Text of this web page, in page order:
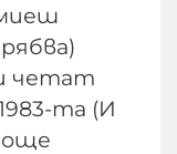
четат
та (И
още